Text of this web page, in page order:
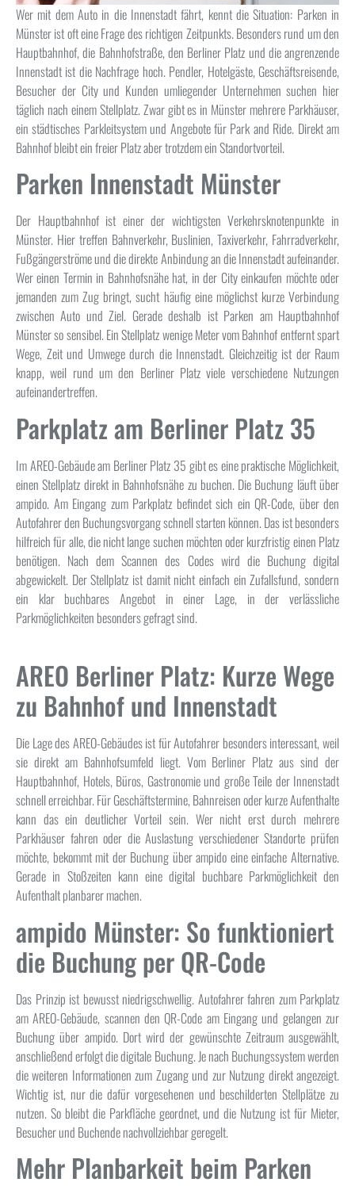
Wer mit dem Auto in die Innenstadt fährt, kennt die Situation: Parken in
Münster ist oft eine Frage des richtigen Zeitpunkts. Besonders rund um den
Hauptbahnhof, die Bahnhofstraße, den Berliner Platz und die angrenzende
Innenstadt ist die Nachfrage hoch. Pendler, Hotelgäste, Geschäftsreisende,
Besucher der City und Kunden umliegender Unternehmen suchen hier
täglich nach einem Stellplatz. Zwar gibt es in Münster mehrere Parkhäuser,
ein städtisches Parkleitsystem und Angebote für Park and Ride. Direkt am
Bahnhof bleibt ein freier Platz aber trotzdem ein Standortvorteil.
Parken Innenstadt Münster
Der Hauptbahnhof ist einer der wichtigsten Verkehrsknotenpunkte in
Münster. Hier treffen Bahnverkehr, Buslinien, Taxiverkehr, Fahrradverkehr,
Fußgängerströme und die direkte Anbindung an die Innenstadt aufeinander.
Wer einen Termin in Bahnhofsnähe hat, in der City einkaufen möchte oder
jemanden zum Zug bringt, sucht häufig eine möglichst kurze Verbindung
zwischen Auto und Ziel. Gerade deshalb ist Parken am Hauptbahnhof
Münster so sensibel. Ein Stellplatz wenige Meter vom Bahnhof entfernt spart
Wege, Zeit und Umwege durch die Innenstadt. Gleichzeitig ist der Raum
knapp, weil rund um den Berliner Platz viele verschiedene Nutzungen
aufeinandertreffen.
Parkplatz am Berliner Platz 35
Im AREO-Gebäude am Berliner Platz 35 gibt es eine praktische Möglichkeit,
einen Stellplatz direkt in Bahnhofsnähe zu buchen. Die Buchung läuft über
ampido. Am Eingang zum Parkplatz befindet sich ein QR-Code, über den
Autofahrer den Buchungsvorgang schnell starten können. Das ist besonders
hilfreich für alle, die nicht lange suchen möchten oder kurzfristig einen Platz
benötigen. Nach dem Scannen des Codes wird die Buchung digital
abgewickelt. Der Stellplatz ist damit nicht einfach ein Zufallsfund, sondern
ein klar buchbares Angebot in einer Lage, in der verlässliche
Parkmöglichkeiten besonders gefragt sind.
AREO Berliner Platz: Kurze Wege
zu Bahnhof und Innenstadt
Die Lage des AREO-Gebäudes ist für Autofahrer besonders interessant, weil
sie direkt am Bahnhofsumfeld liegt. Vom Berliner Platz aus sind der
Hauptbahnhof, Hotels, Büros, Gastronomie und große Teile der Innenstadt
schnell erreichbar. Für Geschäftstermine, Bahnreisen oder kurze Aufenthalte
kann das ein deutlicher Vorteil sein. Wer nicht erst durch mehrere
Parkhäuser fahren oder die Auslastung verschiedener Standorte prüfen
möchte, bekommt mit der Buchung über ampido eine einfache Alternative.
Gerade in Stoßzeiten kann eine digital buchbare Parkmöglichkeit den
Aufenthalt planbarer machen.
ampido Münster: So funktioniert
die Buchung per QR-Code
Das Prinzip ist bewusst niedrigschwellig. Autofahrer fahren zum Parkplatz
am AREO-Gebäude, scannen den QR-Code am Eingang und gelangen zur
Buchung über ampido. Dort wird der gewünschte Zeitraum ausgewählt,
anschließend erfolgt die digitale Buchung. Je nach Buchungssystem werden
die weiteren Informationen zum Zugang und zur Nutzung direkt angezeigt.
Wichtig ist, nur die dafür vorgesehenen und beschilderten Stellplätze zu
nutzen. So bleibt die Parkfläche geordnet, und die Nutzung ist für Mieter,
Besucher und Buchende nachvollziehbar geregelt.
Mehr Planbarkeit beim Parken